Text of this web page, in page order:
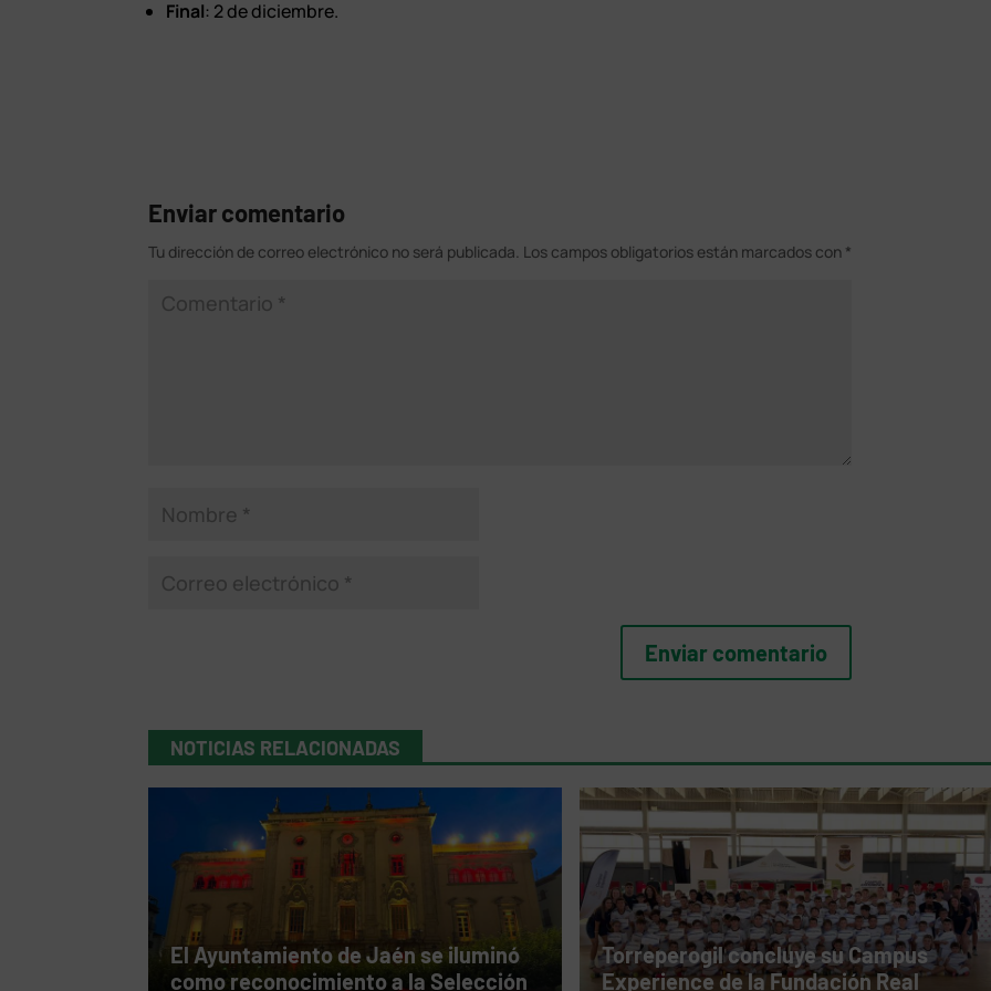
Final: 2 de diciembre.
Enviar comentario
Tu dirección de correo electrónico no será publicada. Los campos obligatorios están marcados con *
NOTICIAS RELACIONADAS
El Ayuntamiento de Jaén se iluminó
como reconocimiento a la Selección
Torreperogil concluye su Campus
Experience de la Fundación Real